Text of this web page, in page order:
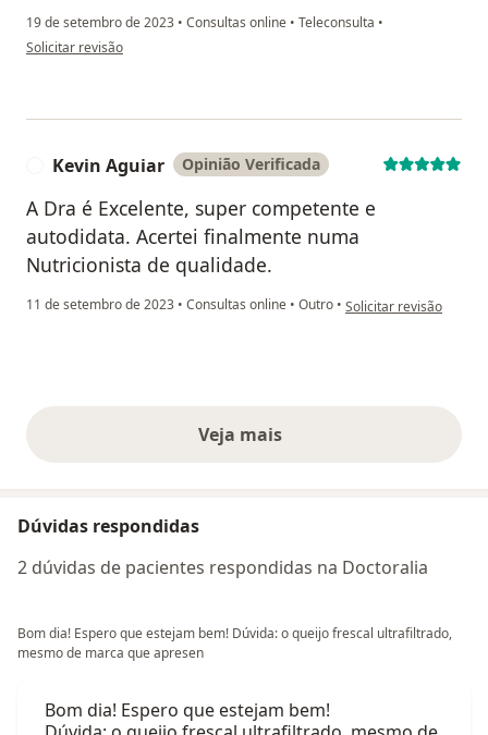
19 de setembro de 2023 • Consultas online • Teleconsulta •
na opinião do utilizador KARLA Rabelo
Solicitar revisão
Kevin Aguiar Opinião Verificada
A Dra é Excelente, super competente e
autodidata. Acertei finalmente numa
Nutricionista de qualidade.
11 de setembro de 2023 • Consultas online • Outro • na opinião do
Solicitar revisão
Veja maisopiniões acima
Dúvidas respondidas
2 dúvidas de pacientes respondidas na Doctoralia
Bom dia! Espero que estejam bem! Dúvida: o queijo frescal ultrafiltrado,
mesmo de marca que apresen
Bom dia! Espero que estejam bem!